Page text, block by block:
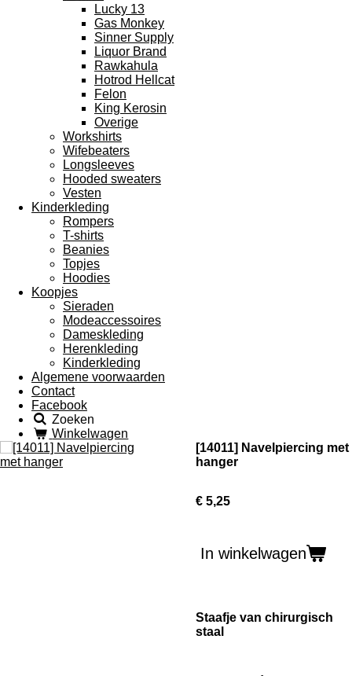
Lucky 13
Gas Monkey
Sinner Supply
Liquor Brand
Rawkahula
Hotrod Hellcat
Felon
King Kerosin
Overige
Workshirts
Wifebeaters
Longsleeves
Hooded sweaters
Vesten
Kinderkleding
Rompers
T-shirts
Beanies
Topjes
Hoodies
Koopjes
Sieraden
Modeaccessoires
Dameskleding
Herenkleding
Kinderkleding
Algemene voorwaarden
Contact
Facebook
Zoeken
Winkelwagen
[14011] Navelpiercing met
hanger
€ 5,25
In winkelwagen
Staafje van chirurgisch
staal